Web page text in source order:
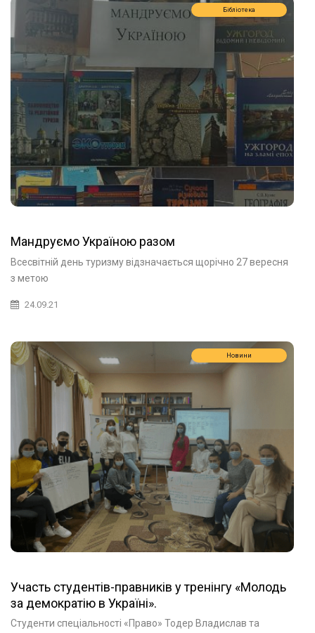
Бібліотека
Мандруємо Україною разом
Всесвітній день туризму відзначається щорічно 27 вересня
з метою
24.09.21
Новини
Участь студентів-правників у тренінгу «Молодь
за демократію в Україні».
Студенти спеціальності «Право» Тодер Владислав та